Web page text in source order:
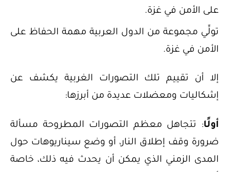
على الأمن في غزة.
تولِّي مجموعة من الدول العربية مهمة الحفاظ على
الأمن في غزة.
إلا أن تقييم تلك التصورات الغربية يكشف عن
إشكاليات ومعضلات عديدة من أبرزها:
أولًا: تتجاهل معظم التصورات المطروحة مسألة
ضرورة وقف إطلاق النار، أو وضع سيناريوهات حول
المدى الزمني الذي يمكن أن يحدث فيه ذلك، خاصة